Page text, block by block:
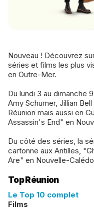
Nouveau ! Découvrez sur Megazap, le classement des
séries et films les plus
en Outre-Mer.
Du lundi 3 au dimanche
Amy Schumer, Jillian
Réunion mais aussi en
Assassin's End" en
Du côté des séries, la
cartonne aux Antilles,
Are" en Nouvelle-
Top Réunion
Le Top 10 complet
Films